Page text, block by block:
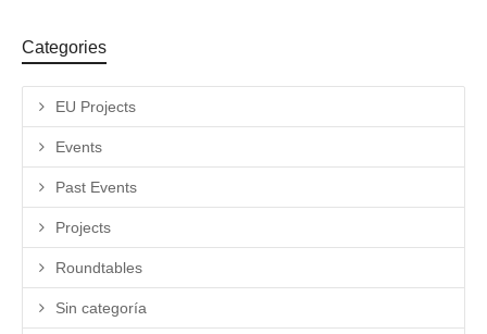
Categories
EU Projects
Events
Past Events
Projects
Roundtables
Sin categoría